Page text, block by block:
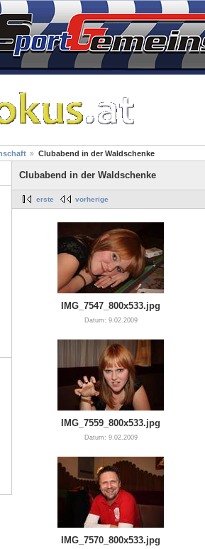
Clubabend in der Waldschenke
Clubabend in der Waldschenke
erste vorherige
IMG_7547_800x533.jpg
Datum: 9.02.2009
IMG_7559_800x533.jpg
Datum: 9.02.2009
IMG_7570_800x533.jpg